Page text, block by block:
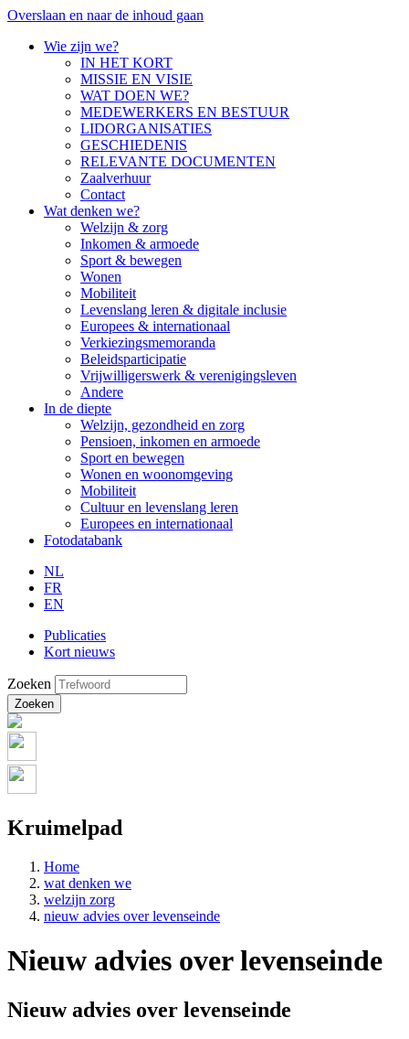
Overslaan en naar de inhoud gaan
Wie zijn we?
IN HET KORT
MISSIE EN VISIE
WAT DOEN WE?
MEDEWERKERS EN BESTUUR
LIDORGANISATIES
GESCHIEDENIS
RELEVANTE DOCUMENTEN
Zaalverhuur
Contact
Wat denken we?
Welzijn & zorg
Inkomen & armoede
Sport & bewegen
Wonen
Mobiliteit
Levenslang leren & digitale inclusie
Europees & internationaal
Verkiezingsmemoranda
Beleidsparticipatie
Vrijwilligerswerk & verenigingsleven
Andere
In de diepte
Welzijn, gezondheid en zorg
Pensioen, inkomen en armoede
Sport en bewegen
Wonen en woonomgeving
Mobiliteit
Cultuur en levenslang leren
Europees en internationaal
Fotodatabank
NL
FR
EN
Publicaties
Kort nieuws
Zoeken
Kruimelpad
Home
wat denken we
welzijn zorg
nieuw advies over levenseinde
Nieuw advies over levenseinde
Nieuw advies over levenseinde